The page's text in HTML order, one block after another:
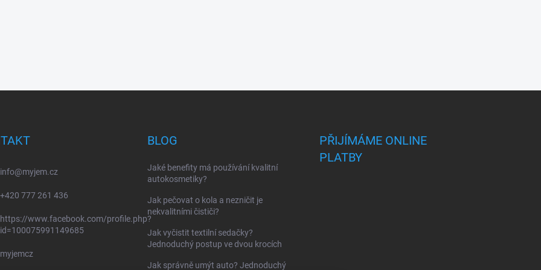
info@myjem.cz
+420 777 261 436
https://www.facebook.com/profile.php?
id=100075991149685
myjemcz
BLOG
Jaké benefity má používání kvalitní
autokosmetiky?
Jak pečovat o kola a nezničit je
nekvalitními čističi?
Jak vyčistit textilní sedačky?
Jednoduchý postup ve dvou krocích
Jak správně umýt auto? Jednoduchý
PŘIJÍMÁME ONLINE
PLATBY